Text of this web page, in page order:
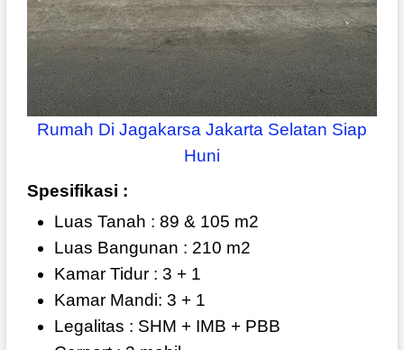
Rumah Di Jagakarsa Jakarta Selatan Siap
Huni
Spesifikasi :
Luas Tanah : 89 & 105 m2
Luas Bangunan : 210 m2
Kamar Tidur : 3 + 1
Kamar Mandi: 3 + 1
Legalitas : SHM + IMB + PBB